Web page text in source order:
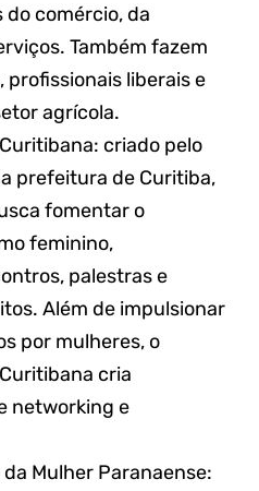
comércio, da
Também fazem
liberais e
agrícola.
criado pelo
prefeitura de Curitiba,
fomentar o
feminino,
palestras e
Além de impulsionar
por mulheres, o
cria
networking e
Mulher Paranaense: